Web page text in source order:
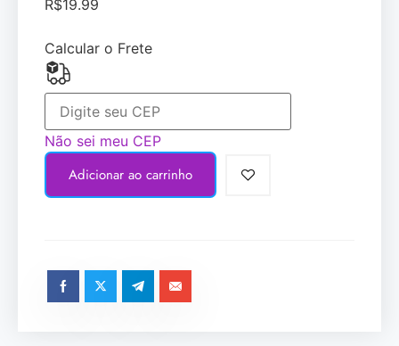
R$19.99
Calcular o Frete
Não sei meu CEP
Adicionar ao carrinho